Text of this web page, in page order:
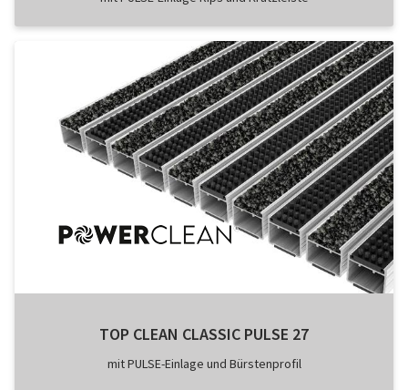
TOP CLEAN CLASSIC PULSE 27
mit PULSE-Einlage und Bürstenprofil